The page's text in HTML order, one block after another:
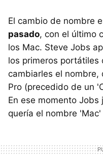
El cambio de nombre
pasado, con el último
los Mac. Steve Jobs
los primeros portátiles
cambiarles el nombre,
Pro (precedido de un
En ese momento
quería el nombre